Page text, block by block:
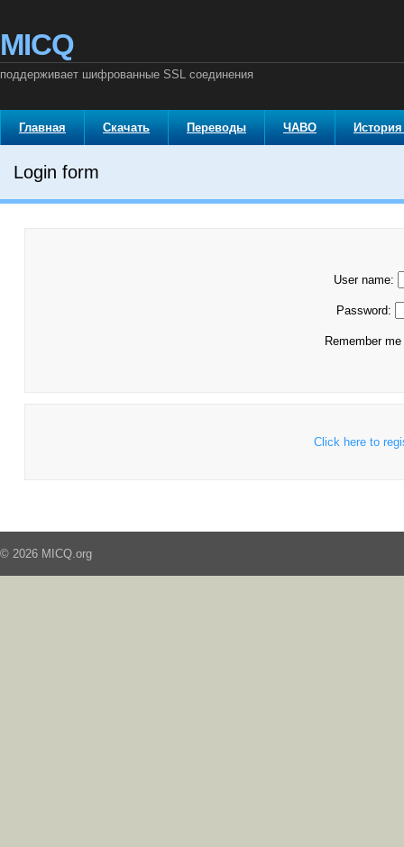
MICQ
поддерживает шифрованные SSL соединения
Главная Скачать Переводы ЧАВО
Login form
User name:
Password:
Remember
Click here to
© 2026 MICQ.org